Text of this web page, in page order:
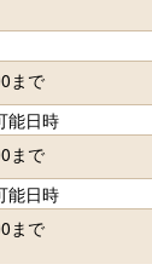
まで
能日時
まで
能日時
まで